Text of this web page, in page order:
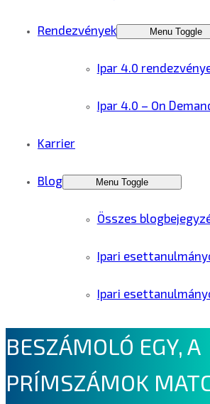
Rendezvények Menu Toggle
Ipar 4.0
Ipar 4.0 – On
Karrier
Blog Menu Toggle
Összes
Ipari
Ipari
BESZÁMOLÓ EGY, A
PRÍMSZÁMOK